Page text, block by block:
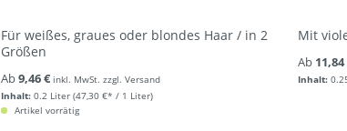
Für weißes, graues oder blondes Haar / in 2
Größen
Inhalt: 0.2 Liter (47,30 €* / 1 Liter)
Ab9,46 € inkl. MwSt. zzgl. Versand
Artikel vorrätig
Mit
Inhalt:
Ab 11,84